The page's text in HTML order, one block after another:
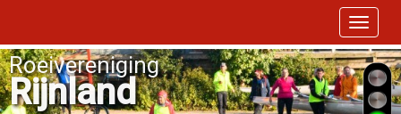
Toggle
Roeivereniging
Rijnland